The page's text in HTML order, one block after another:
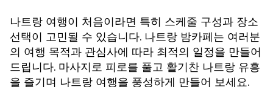
나트랑 여행이 처음이라면 특히 스케줄 구성과 장소
선택이 고민될 수 있습니다. 나트랑 밤카페는 여러분
의 여행 목적과 관심사에 따라 최적의 일정을 만들어
드립니다. 마사지로 피로를 풀고 활기찬 나트랑 유흥
을 즐기며 나트랑 여행을 풍성하게 만들어 보세요.